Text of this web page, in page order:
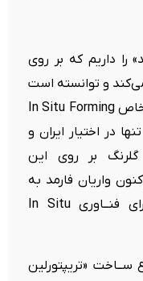
را داریم که بر روی
و توانسته است
فرمولاسیون تریپتورلین و تکنولوژی خاص In Situ Forming
در اختیار ایران و
گلرنگ بر روی این
واریان فارمد به
‌عنوان دومین شــرکت دارویــی دارای فنــاوری In Situ
ســاخت «تریپتورلین